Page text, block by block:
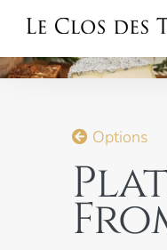
content
Options